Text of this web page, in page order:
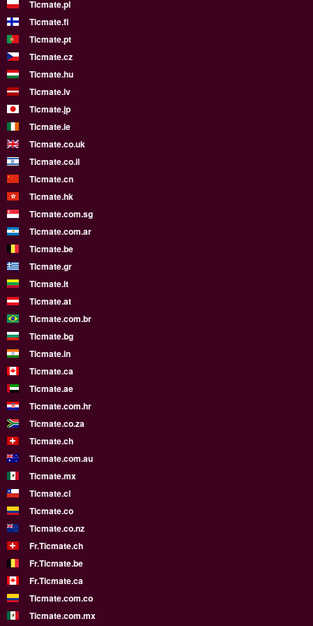
Ticmate.pl
Ticmate.fi
Ticmate.pt
Ticmate.cz
Ticmate.hu
Ticmate.lv
Ticmate.jp
Ticmate.ie
Ticmate.co.uk
Ticmate.co.il
Ticmate.cn
Ticmate.hk
Ticmate.com.sg
Ticmate.com.ar
Ticmate.be
Ticmate.gr
Ticmate.lt
Ticmate.at
Ticmate.com.br
Ticmate.bg
Ticmate.in
Ticmate.ca
Ticmate.ae
Ticmate.com.hr
Ticmate.co.za
Ticmate.ch
Ticmate.com.au
Ticmate.mx
Ticmate.cl
Ticmate.co
Ticmate.co.nz
Fr.Ticmate.ch
Fr.Ticmate.be
Fr.Ticmate.ca
Ticmate.com.co
Ticmate.com.mx